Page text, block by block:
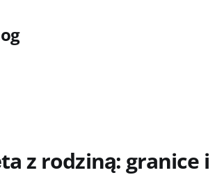
z rodziną: granice i